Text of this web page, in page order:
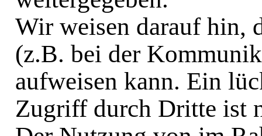
Wir weisen darauf hin,
(z.B. bei der
aufweisen kann. Ein
Zugriff durch Dritte ist